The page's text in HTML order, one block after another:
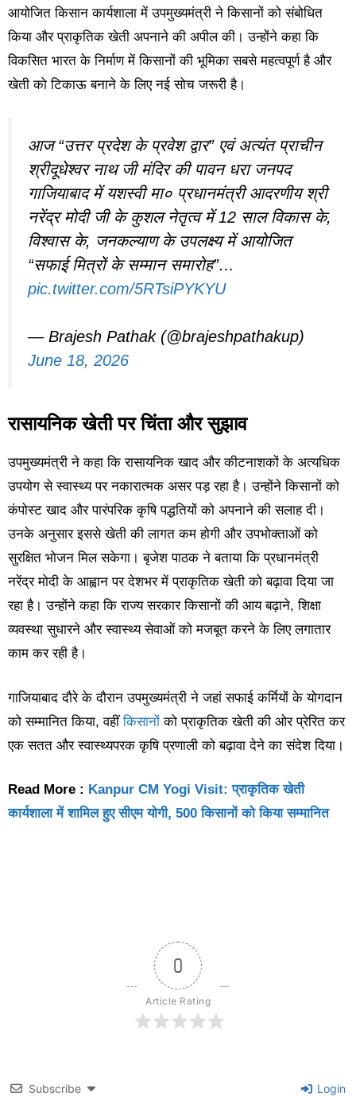
आयोजित किसान कार्यशाला में उपमुख्यमंत्री ने किसानों को संबोधित
किया और प्राकृतिक खेती अपनाने की अपील की। उन्होंने कहा कि
विकसित भारत के निर्माण में किसानों की भूमिका सबसे महत्वपूर्ण है और
खेती को टिकाऊ बनाने के लिए नई सोच जरूरी है।
आज “उत्तर प्रदेश के प्रवेश द्वार” एवं अत्यंत प्राचीन
श्रीदूधेश्वर नाथ जी मंदिर की पावन धरा जनपद
गाजियाबाद में यशस्वी मा० प्रधानमंत्री आदरणीय श्री
नरेंद्र मोदी जी के कुशल नेतृत्व में 12 साल विकास के,
विश्वास के, जनकल्याण के उपलक्ष्य में आयोजित
“सफाई मित्रों के सम्मान समारोह”…
pic.twitter.com/5RTsiPYKYU
— Brajesh Pathak (@brajeshpathakup)
June 18, 2026
रासायनिक खेती पर चिंता और सुझाव
उपमुख्यमंत्री ने कहा कि रासायनिक खाद और कीटनाशकों के अत्यधिक
उपयोग से स्वास्थ्य पर नकारात्मक असर पड़ रहा है। उन्होंने किसानों को
कंपोस्ट खाद और पारंपरिक कृषि पद्धतियों को अपनाने की सलाह दी।
उनके अनुसार इससे खेती की लागत कम होगी और उपभोक्ताओं को
सुरक्षित भोजन मिल सकेगा। बृजेश पाठक ने बताया कि प्रधानमंत्री
नरेंद्र मोदी के आह्वान पर देशभर में प्राकृतिक खेती को बढ़ावा दिया जा
रहा है। उन्होंने कहा कि राज्य सरकार किसानों की आय बढ़ाने, शिक्षा
व्यवस्था सुधारने और स्वास्थ्य सेवाओं को मजबूत करने के लिए लगातार
काम कर रही है।
गाजियाबाद दौरे के दौरान उपमुख्यमंत्री ने जहां सफाई कर्मियों के योगदान
को सम्मानित किया, वहींकिसानों को प्राकृतिक खेती की ओर प्रेरित कर
एक सतत और स्वास्थ्यपरक कृषि प्रणाली को बढ़ावा देने का संदेश दिया।
Read More : Kanpur CM Yogi Visit: प्राकृतिक खेती
कार्यशाला में शामिल हुए सीएम योगी, 500 किसानों को किया सम्मानित
0
Article Rating
Subscribe Login